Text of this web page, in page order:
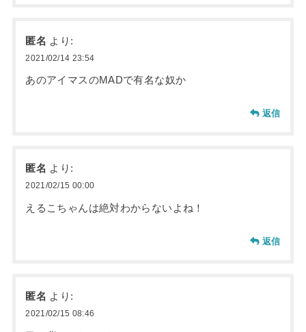
匿名 より:
2021/02/14 23:54
あのアイマスのMADで有名な奴か
返信
匿名 より:
2021/02/15 00:00
えるこちゃんは絶対わからないよね！
返信
匿名 より:
2021/02/15 08:46